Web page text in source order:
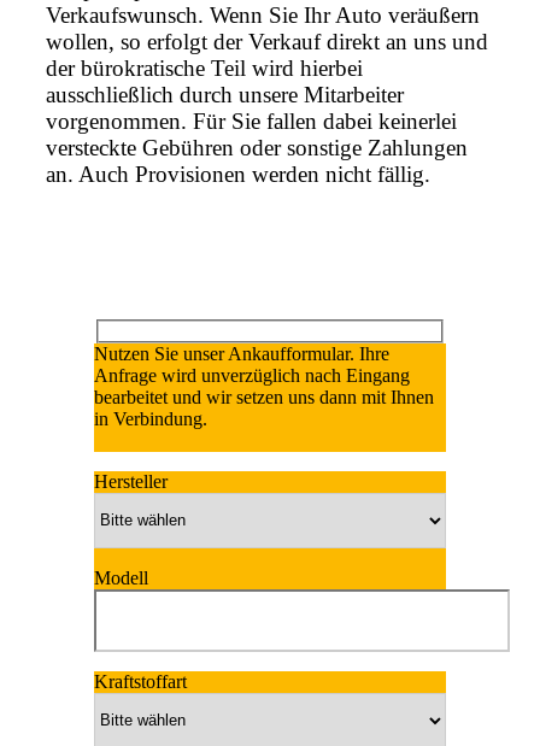
Verkaufswunsch. Wenn Sie Ihr Auto veräußern
wollen, so erfolgt der Verkauf direkt an uns und
der bürokratische Teil wird hierbei
ausschließlich durch unsere Mitarbeiter
vorgenommen. Für Sie fallen dabei keinerlei
versteckte Gebühren oder sonstige Zahlungen
an. Auch Provisionen werden nicht fällig.
Nutzen Sie unser Ankaufformular. Ihre
Anfrage wird unverzüglich nach Eingang
bearbeitet und wir setzen uns dann mit Ihnen
in Verbindung.
Hersteller
Modell
Kraftstoffart